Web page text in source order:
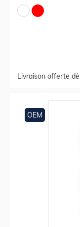
Livraison offerte
OEM